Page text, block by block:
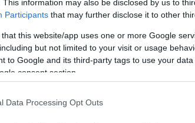
This information may also be disclosed by us to
Participants that may further disclose it to other
that this website/app uses one or more Google
but not limited to your visit or usage
to Google and its third-party tags to use your
consent section.
Data Processing Opt Outs